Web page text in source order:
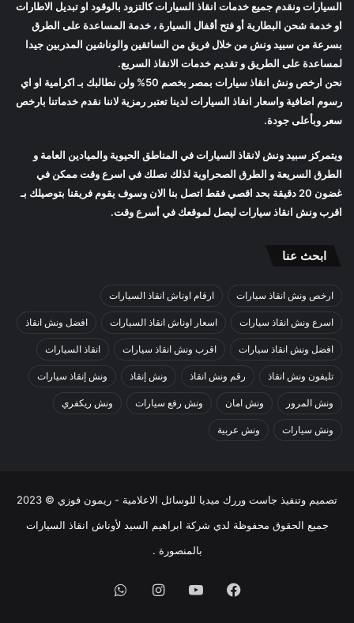
السيارات ونقدم جميع خدمات انقاذ السيارات كالتزود بالوقود او تبديل الاطارات
او خدمة شحن البطارية أو فتح أقفال السيارة ، خدمة المساعدة على الطرق
بسرعة من سبيد ونش من خلال فريق من السائقين والوناشين المدربين جيدا
لمساعدة على الطريق و تقديم خدمات الانقاذ السريع.
نحن ارخص ونش انقاذ سيارات
بمصر بخصم 50% ولن نطالبك بـ اكرامية او اي
رسوم اضافية واسعار انقاذ السياراتلدينا تعتبر رمزية لاننا نقدم خدماتنا بارخص
سعر وبأعلى جودة.
ويتمركز سبيد ونش لانقاذ السيارات في المناطق الحيوية والميادين العامة و
الطرق السريعة و الطرق الصحراوية لذلك نصلك في اسرع وقت ممكن في
غضون 20 دقيقة بحد اقصي فقط اتصل بنا الان وسوف يقوم فريقنا بتوصيلك بـ
اقربونش انقاذ سياراتليصل لموقعك في أسرع وقت.
ابحث عنا
ارخص ونش انقاذ سيارات ارقام اوناش انقاذ السيارات
اسرع ونش انقاذ سيارات اسعار اوناش انقاذ السيارات افضل ونش انقاذ
افضل ونش انقاذ سيارات اقرب ونش انقاذ سيارات انقاذ السيارات
تليفون ونش انقاذ رقم ونش انقاذ ونش إنقاذ ونش إنقاذ سيارات
ونش المرور ونش امان ونش رفع سيارات ونش ريكفري
ونش سيارات ونش عربية
تصميم وتنفيذ جاست وررك ميديا للوسائل الاعلامية - ريمون فوزي
© 2023
جميع الحقوق محفوظة لدي شركة ابراهيم السيد لأوناش انقاذ السيارات
بالمنصورة .
فيسبوك يوتيوب انستقرام